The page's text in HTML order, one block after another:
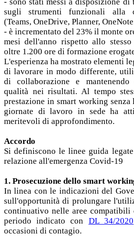
sugli strumenti funzionali alla
(Teams, OneDrive, Planner,
- è incrementato del 23% il monte
mesi dell'anno rispetto allo
oltre 1.200 ore di formazione
L'esperienza ha mostrato elementi
di lavorare in modo differente,
di collaborazione e
qualità nei risultati. Al tempo
prestazione in smart working senza
giornate di lavoro in sede ha
meritevoli di approfondimento.
Accordo
Si definiscono le linee guida
relazione all'emergenza Covid-19
1. Prosecuzione dello smart
In linea con le indicazioni del
sull'opportunità di prolungare
continuativo nelle aree
periodo indicato con DL 34/2020
occasioni di contagio.